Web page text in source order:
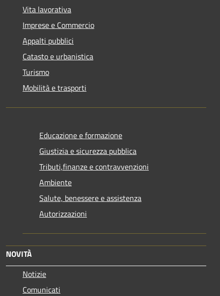
Vita lavorativa
Imprese e Commercio
Appalti pubblici
Catasto e urbanistica
Turismo
Mobilità e trasporti
Educazione e formazione
Giustizia e sicurezza pubblica
Tributi,finanze e contravvenzioni
Ambiente
Salute, benessere e assistenza
Autorizzazioni
NOVITÀ
Notizie
Comunicati